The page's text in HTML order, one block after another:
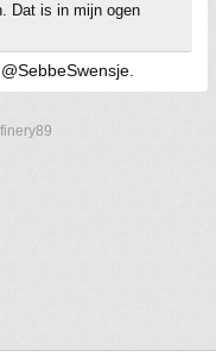
Dat is in mijn ogen